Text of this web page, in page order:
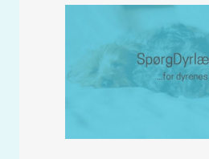
spiser
deres
egen